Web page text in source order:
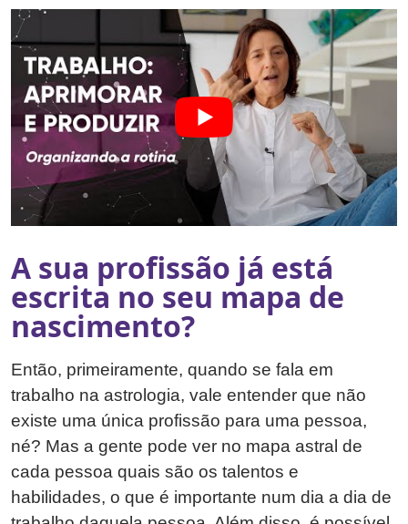
A sua profissão já está
escrita no seu mapa de
nascimento?
Então, primeiramente, quando se fala em
trabalho na astrologia, vale entender que não
existe uma única profissão para uma pessoa,
né? Mas a gente pode ver no mapa astral de
cada pessoa quais são os talentos e
habilidades, o que é importante num dia a dia de